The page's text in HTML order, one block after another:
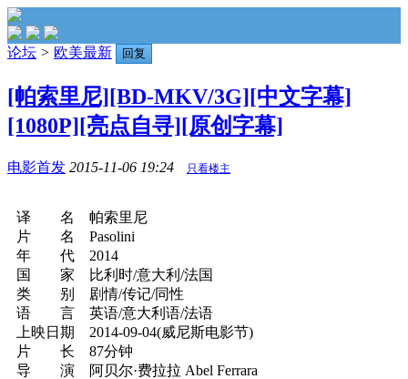
论坛 > 欧美最新 回复
[帕索里尼][BD-MKV/3G][中文字幕]
[1080P][亮点自寻][原创字幕]
电影首发 2015-11-06 19:24 只看楼主
译 名 帕索里尼
片 名 Pasolini
年 代 2014
国 家 比利时/意大利/法国
类 别 剧情/传记/同性
语 言 英语/意大利语/法语
上映日期 2014-09-04(威尼斯电影节)
片 长 87分钟
导 演 阿贝尔·费拉拉 Abel Ferrara